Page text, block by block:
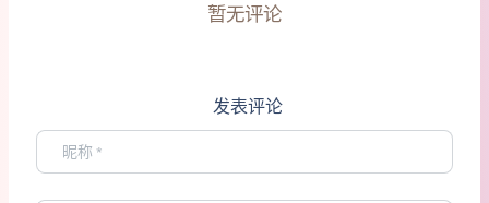
暂无评论
发表评论